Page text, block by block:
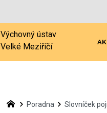
Výchovný ústav
Velké Meziříčí
Poradna Slovníček